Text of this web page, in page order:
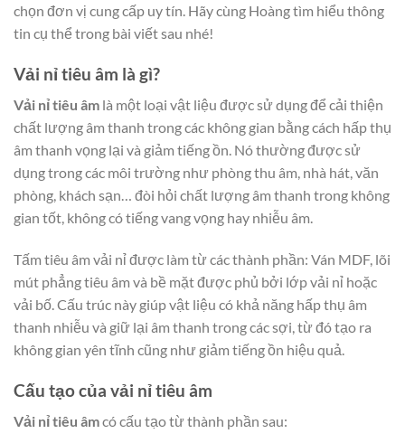
chọn đơn vị cung cấp uy tín. Hãy cùng Hoàng tìm hiểu thông
tin cụ thể trong bài viết sau nhé!
Vải nỉ tiêu âm là gì?
Vải nỉ tiêu âm là một loại vật liệu được sử dụng để cải thiện
chất lượng âm thanh trong các không gian bằng cách hấp thụ
âm thanh vọng lại và giảm tiếng ồn. Nó thường được sử
dụng trong các môi trường như phòng thu âm, nhà hát, văn
phòng, khách sạn… đòi hỏi chất lượng âm thanh trong không
gian tốt, không có tiếng vang vọng hay nhiễu âm.
Tấm tiêu âm vải nỉ được làm từ các thành phần: Ván MDF, lõi
mút phẳng tiêu âm và bề mặt được phủ bởi lớp vải nỉ hoặc
vải bố. Cấu trúc này giúp vật liệu có khả năng hấp thụ âm
thanh nhiễu và giữ lại âm thanh trong các sợi, từ đó tạo ra
không gian yên tĩnh cũng như giảm tiếng ồn hiệu quả.
Cấu tạo của vải nỉ tiêu âm
Vải nỉ tiêu âmcó cấu tạo từ thành phần sau: